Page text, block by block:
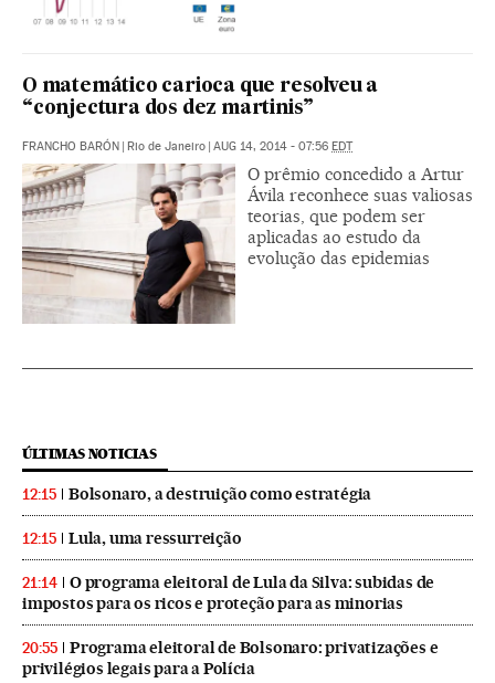
O matemático carioca que resolveu a
“conjectura dos dez martinis”
FRANCHO BARÓN | Rio de Janeiro | AUG 14, 2014 - 07:56 EDT
O prêmio concedido a Artur
Ávila reconhece suas valiosas
teorias, que podem ser
aplicadas ao estudo da
evolução das epidemias
ÚLTIMAS NOTICIAS
12:15 Bolsonaro, a destruição como estratégia
12:15 Lula, uma ressurreição
21:14
O programa eleitoral de Lula da Silva: subidas de
impostos para os ricos e proteção para as minorias
20:55
Programa eleitoral de Bolsonaro: privatizações e
privilégios legais para a Polícia